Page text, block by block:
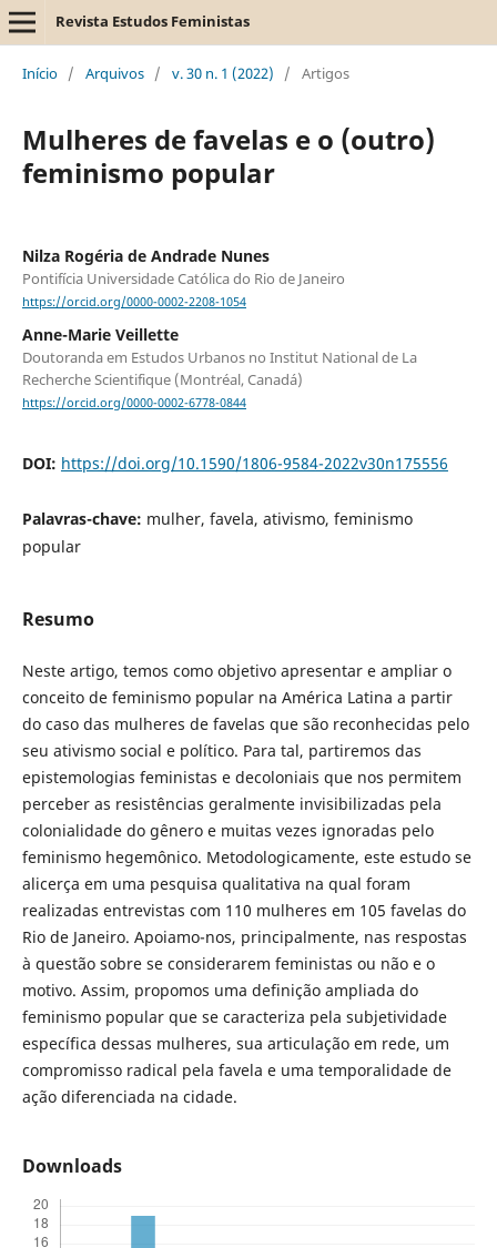
Revista Estudos Feministas
Início / Arquivos / v. 30 n. 1 (2022) / Artigos
Mulheres de favelas e o (outro)
feminismo popular
Nilza Rogéria de Andrade Nunes
Pontifícia Universidade Católica do Rio de Janeiro
https://orcid.org/0000-0002-2208-1054
Anne-Marie Veillette
Doutoranda em Estudos Urbanos no Institut National de La
Recherche Scientifique (Montréal, Canadá)
https://orcid.org/0000-0002-6778-0844
DOI: https://doi.org/10.1590/1806-9584-2022v30n175556
Palavras-chave: mulher, favela, ativismo, feminismo
popular
Resumo
Neste artigo, temos como objetivo apresentar e ampliar o
conceito de feminismo popular na América Latina a partir
do caso das mulheres de favelas que são reconhecidas pelo
seu ativismo social e político. Para tal, partiremos das
epistemologias feministas e decoloniais que nos permitem
perceber as resistências geralmente invisibilizadas pela
colonialidade do gênero e muitas vezes ignoradas pelo
feminismo hegemônico. Metodologicamente, este estudo se
alicerça em uma pesquisa qualitativa na qual foram
realizadas entrevistas com 110 mulheres em 105 favelas do
Rio de Janeiro. Apoiamo-nos, principalmente, nas respostas
à questão sobre se considerarem feministas ou não e o
motivo. Assim, propomos uma definição ampliada do
feminismo popular que se caracteriza pela subjetividade
específica dessas mulheres, sua articulação em rede, um
compromisso radical pela favela e uma temporalidade de
ação diferenciada na cidade.
Downloads